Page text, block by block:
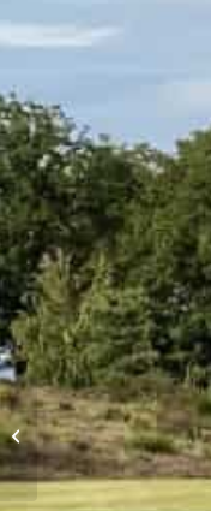
Alles over
golfwedstrijden vanaf
uw PC